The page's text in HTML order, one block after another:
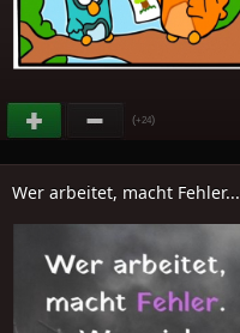
(+24)
Wer arbeitet, macht Fehler...